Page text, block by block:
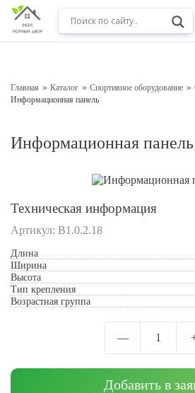
Главная Каталог Спортивное оборудование
Информационная панель
Информационная панель
Техническая информация
Артикул: В1.0.2.18
Длина
Ширина
Высота
Тип крепления
Возрастная группа
— 1
Добавить в
Оставьте заявку на
Подтверждаю свое согласие с
персональных данных
Отправить